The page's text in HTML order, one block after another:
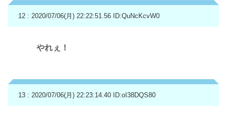
12 : 2020/07/06(月) 22:22:51.56 ID:QuNcKcvW0
やれぇ！
13 : 2020/07/06(月) 22:23:14.40 ID:oI38DQS80